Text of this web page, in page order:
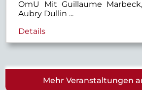
OmU Mit Guillaume
Aubry Dullin ...
Details
Mehr Veranstaltungen